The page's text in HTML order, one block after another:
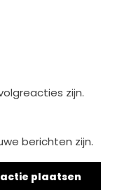
zijn.
berichten zijn.